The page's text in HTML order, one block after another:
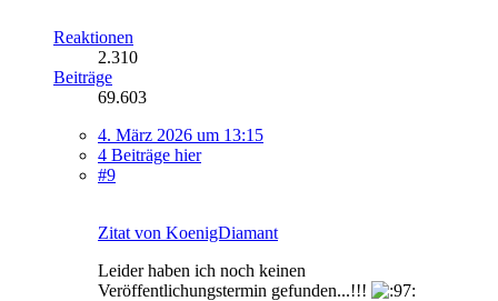
Reaktionen
2.310
Beiträge
69.603
4. März 2026 um 13:15
4 Beiträge hier
#9
Zitat von KoenigDiamant
Leider haben ich noch keinen
Veröffentlichungstermin gefunden...!!!